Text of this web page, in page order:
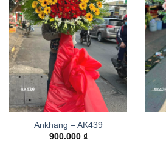
Ankhang – AK439
900.000 ₫